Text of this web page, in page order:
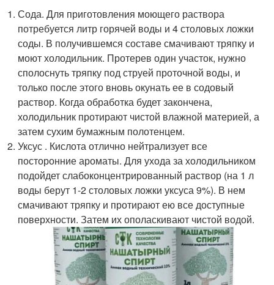
Сода. Для приготовления моющего раствора
потребуется литр горячей воды и 4 столовых ложки
соды. В получившемся составе смачивают тряпку и
моют холодильник. Протерев один участок, нужно
сполоснуть тряпку под струей проточной воды, и
только после этого вновь окунать ее в содовый
раствор. Когда обработка будет закончена,
холодильник протирают чистой влажной материей, а
затем сухим бумажным полотенцем.
Уксус . Кислота отлично нейтрализует все
посторонние ароматы. Для ухода за холодильником
подойдет слабоконцентрированный раствор (на 1 л
воды берут 1-2 столовых ложки уксуса 9%). В нем
смачивают тряпку и протирают ею все доступные
поверхности. Затем их ополаскивают чистой водой.